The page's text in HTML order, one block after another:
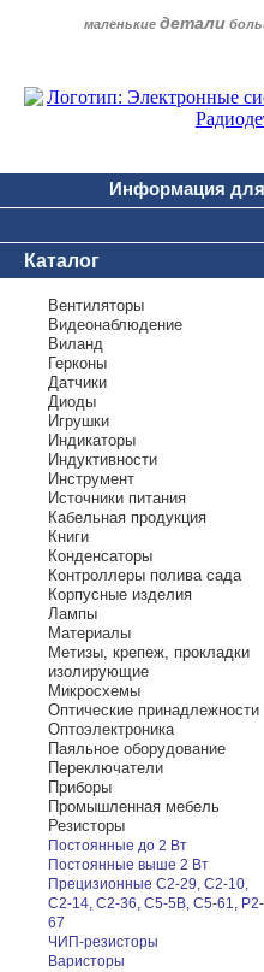
маленькие детали
Информация для
Каталог
Вентиляторы
Видеонаблюдение
Виланд
Герконы
Датчики
Диоды
Игрушки
Индикаторы
Индуктивности
Инструмент
Источники питания
Кабельная продукция
Книги
Конденсаторы
Контроллеры полива сада
Корпусные изделия
Лампы
Материалы
Метизы, крепеж, прокладки
изолирующие
Микросхемы
Оптические принадлежности
Оптоэлектроника
Паяльное оборудование
Переключатели
Приборы
Промышленная мебель
Резисторы
Постоянные до 2 Вт
Постоянные выше 2 Вт
Прецизионные С2-29, С2-10,
С2-14, С2-36, С5-5В, С5-61, Р2-
67
ЧИП-резисторы
Варисторы